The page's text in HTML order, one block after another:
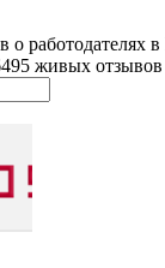
работодателях
живых отзывов